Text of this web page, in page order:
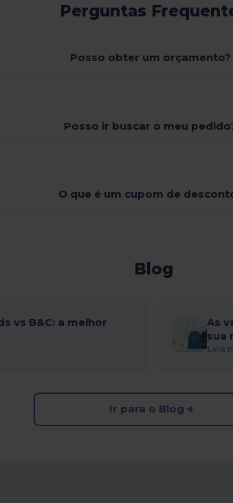
Perguntas
Posso obter um orçamento?
Posso ir buscar o meu
O que é um cupom de
Blog
vs B&C: a melhor
As
sua
Leia
Ir para o Blog